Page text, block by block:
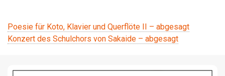
Beitragsnavigation
Poesie für Koto, Klavier und Querflöte II – abgesagt
Konzert des Schulchors von Sakaide – abgesagt